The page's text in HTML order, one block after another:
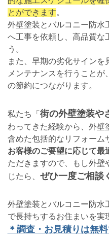
とができます。
外壁塗装とバルコニー防水
へ工事を依頼し、高品質な
う。
また、早期の劣化サイン
メンテナンスを行うことが
の節約につながります。
私たち「 街の外壁塗装や
わってきた経験から、外壁
含めた包括的なリフォーム
お客様のご要望に応じて最
ただきますので、もし外壁
じたら、 ぜひ一度ご相談
外壁塗装とバルコニー防水
で長持ちするお住まいを実
＊調査・お見積りは無